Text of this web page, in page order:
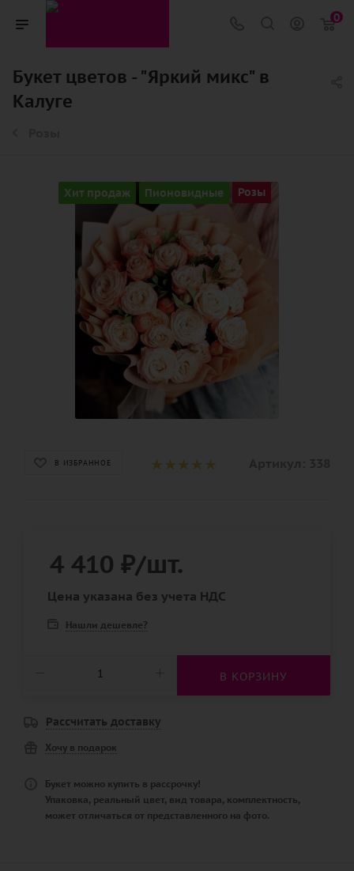
0
Букет цветов - "Яркий микс" в
Калуге
Хит продаж Пионовидные Розы
В ИЗБРАННОЕ
4 410 ₽/шт.
Цена указана без учета НДС
Нашли дешевле?
В КОРЗИНУ
Рассчитать доставку
Хочу в подарок
Букет можно купить в рассрочку!
Упаковка, реальный цвет, вид товара, комплектность,
может отличаться от представленного на фото.